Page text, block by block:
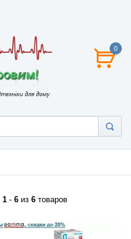
0
1 - 6 из 6 товаров